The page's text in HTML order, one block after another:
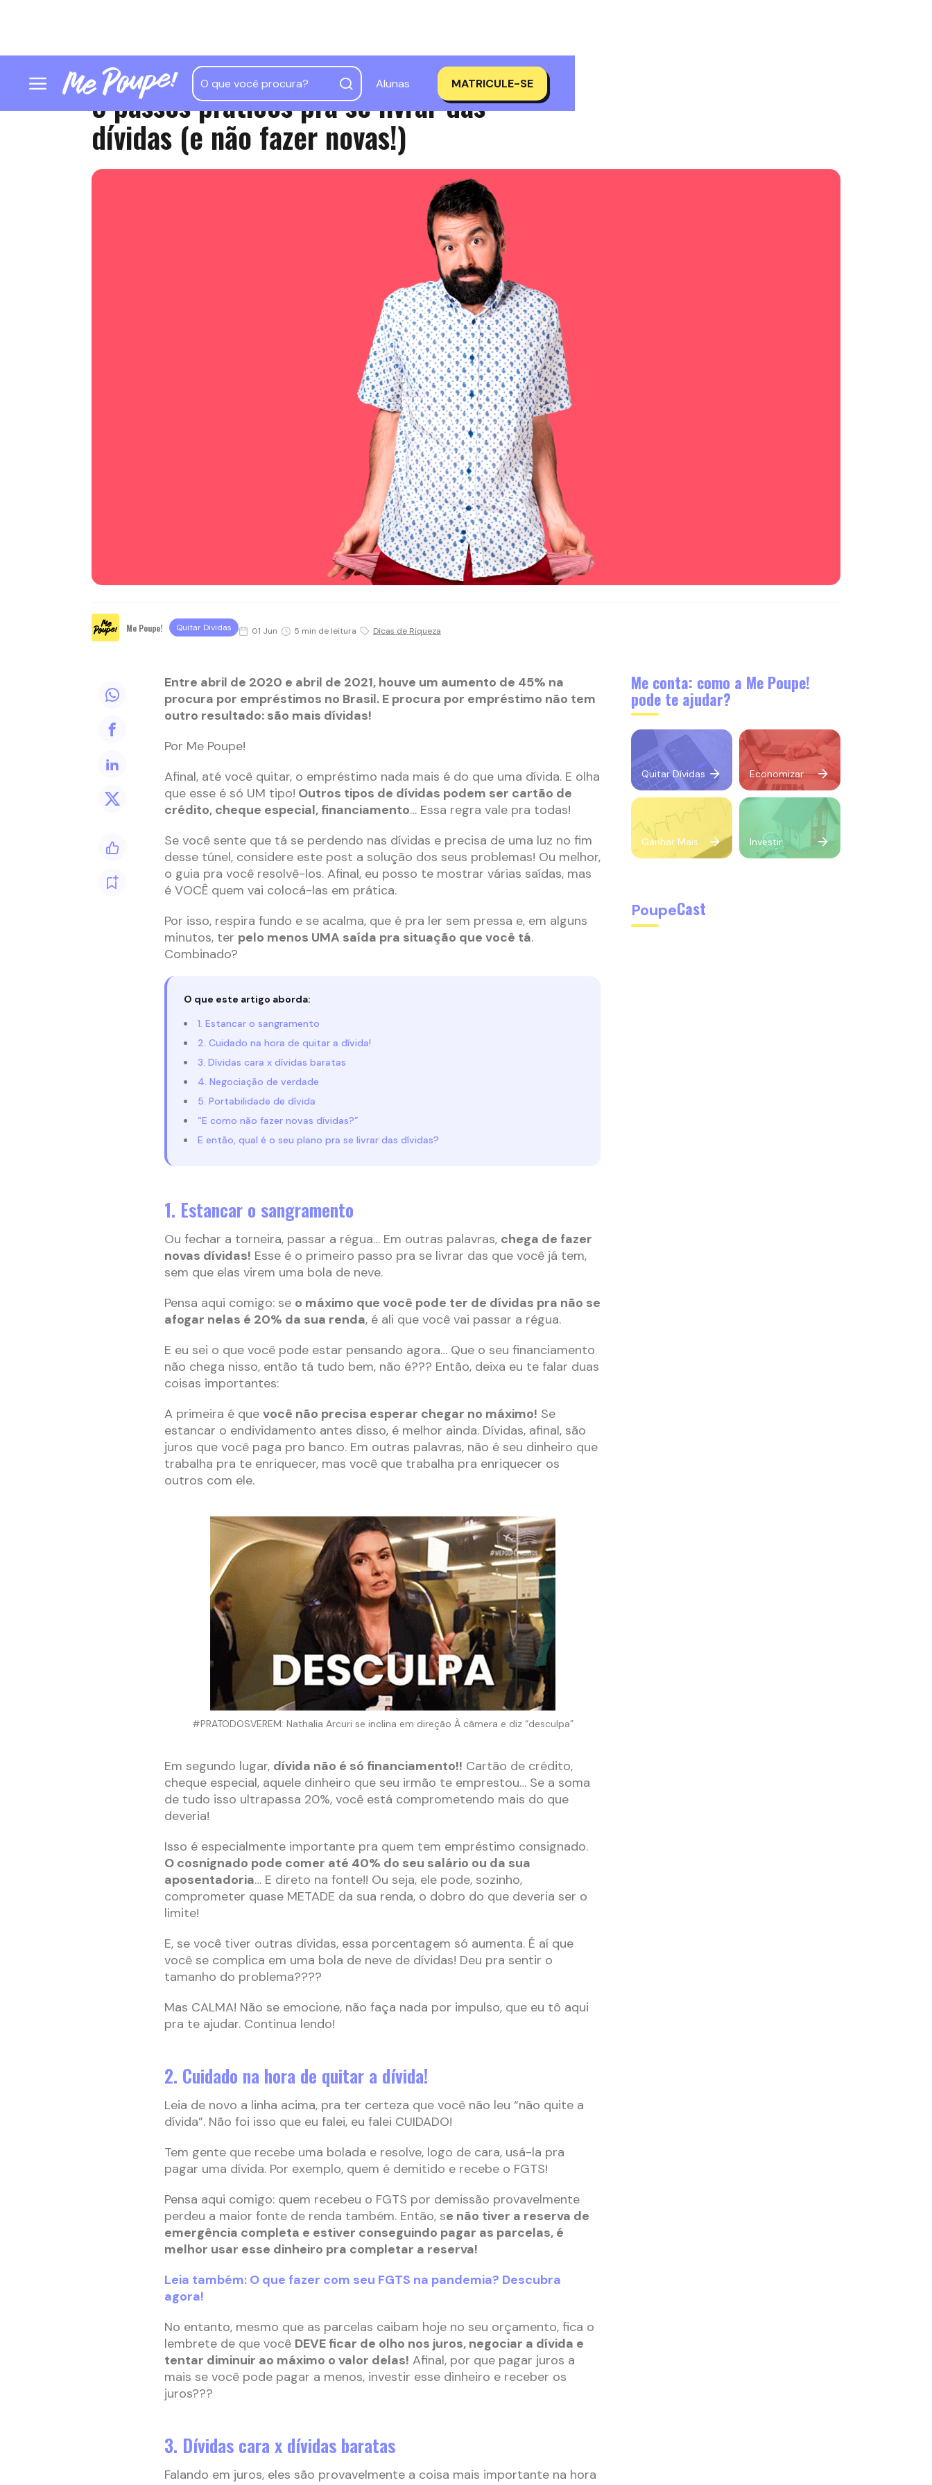
Alunas MATRICULE-SE
5 passos práticos pra se livrar das
dívidas (e não fazer novas!)
Me Poupe! Quitar Dividas 01 Jun 5 min de leitura Dicas de Riqueza
Entre abril de 2020 e abril de 2021, houve um aumento de 45% na
procura por empréstimos no Brasil. E procura por empréstimo não tem
outro resultado: são mais dívidas!
Por Me Poupe!
Afinal, até você quitar, o empréstimo nada mais é do que uma dívida. E olha
que esse é só UM tipo! Outros tipos de dívidas podem ser cartão de
crédito, cheque especial, financiamento… Essa regra vale pra todas!
Se você sente que tá se perdendo nas dívidas e precisa de uma luz no fim
desse túnel, considere este post a solução dos seus problemas! Ou melhor,
o guia pra você resolvê-los. Afinal, eu posso te mostrar várias saídas, mas
é VOCÊ quem vai colocá-las em prática.
Por isso, respira fundo e se acalma, que é pra ler sem pressa e, em alguns
minutos, ter pelo menos UMA saída pra situação que você tá.
Combinado?
O que este artigo aborda:
1. Estancar o sangramento
2. Cuidado na hora de quitar a dívida!
3. Dívidas cara x dívidas baratas
4. Negociação de verdade
5. Portabilidade de dívida
“E como não fazer novas dívidas?”
E então, qual é o seu plano pra se livrar das dívidas?
1. Estancar o sangramento
Ou fechar a torneira, passar a régua… Em outras palavras, chega de fazer
novas dívidas! Esse é o primeiro passo pra se livrar das que você já tem,
sem que elas virem uma bola de neve.
Pensa aqui comigo: se o máximo que você pode ter de dívidas pra não se
afogar nelas é 20% da sua renda, é ali que você vai passar a régua.
E eu sei o que você pode estar pensando agora… Que o seu financiamento
não chega nisso, então tá tudo bem, não é??? Então, deixa eu te falar duas
coisas importantes:
A primeira é que você não precisa esperar chegar no máximo! Se
estancar o endividamento antes disso, é melhor ainda. Dívidas, afinal, são
juros que você paga pro banco. Em outras palavras, não é seu dinheiro que
trabalha pra te enriquecer, mas você que trabalha pra enriquecer os
outros com ele.
#PRATODOSVEREM: Nathalia Arcuri se inclina em direção À câmera e diz “desculpa”
Em segundo lugar, dívida não é só financiamento!! Cartão de crédito,
cheque especial, aquele dinheiro que seu irmão te emprestou… Se a soma
de tudo isso ultrapassa 20%, você está comprometendo mais do que
deveria!
Isso é especialmente importante pra quem tem empréstimo consignado.
O cosnignado pode comer até 40% do seu salário ou da sua
aposentadoria… E direto na fonte!! Ou seja, ele pode, sozinho,
comprometer quase METADE da sua renda, o dobro do que deveria ser o
limite!
E, se você tiver outras dívidas, essa porcentagem só aumenta. É aí que
você se complica em uma bola de neve de dívidas! Deu pra sentir o
tamanho do problema????
Mas CALMA! Não se emocione, não faça nada por impulso, que eu tô aqui
pra te ajudar. Continua lendo!
2. Cuidado na hora de quitar a dívida!
Leia de novo a linha acima, pra ter certeza que você não leu “não quite a
dívida”. Não foi isso que eu falei, eu falei CUIDADO!
Tem gente que recebe uma bolada e resolve, logo de cara, usá-la pra
pagar uma dívida. Por exemplo, quem é demitido e recebe o FGTS!
Pensa aqui comigo: quem recebeu o FGTS por demissão provavelmente
perdeu a maior fonte de renda também. Então, se não tiver a reserva de
emergência completa e estiver conseguindo pagar as parcelas, é
melhor usar esse dinheiro pra completar a reserva!
Leia também: O que fazer com seu FGTS na pandemia? Descubra
agora!
No entanto, mesmo que as parcelas caibam hoje no seu orçamento, fica o
lembrete de que você DEVE ficar de olho nos juros, negociar a dívida e
tentar diminuir ao máximo o valor delas! Afinal, por que pagar juros a
mais se você pode pagar a menos, investir esse dinheiro e receber os
juros???
3. Dívidas cara x dívidas baratas
Falando em juros, eles são provavelmente a coisa mais importante na hora
Me conta: como a Me Poupe!
pode te ajudar?
Quitar Dívidas Economizar
Ganhar Mais Investir
PoupeCast